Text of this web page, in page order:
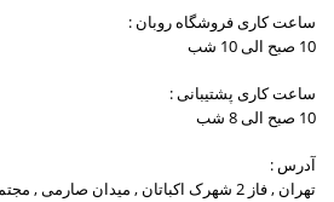
ساعت کاری فروشگاه روبان :
10 صبح الی 10 شب
ساعت کاری پشتیبانی :
10 صبح الی 8 شب
آدرس :
تهران , فاز 2 شهرک اکباتان , میدان